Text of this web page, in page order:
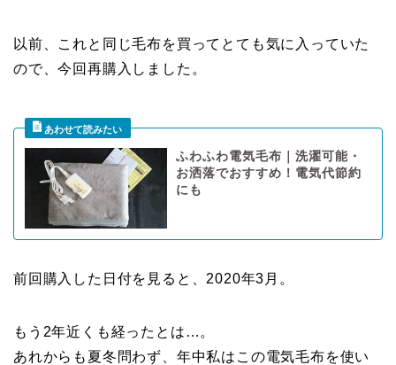
以前、これと同じ毛布を買ってとても気に入っていた
ので、今回再購入しました。
ふわふわ電気毛布｜洗濯可能・
お洒落でおすすめ！電気代節約
にも
前回購入した日付を見ると、2020年3月。
もう2年近くも経ったとは…。
あれからも夏冬問わず、年中私はこの電気毛布を使い